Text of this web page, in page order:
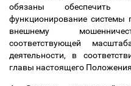
обязаны обеспечить
функционирование системы
внешнему
соответствующей
деятельности, в
главы настоящего